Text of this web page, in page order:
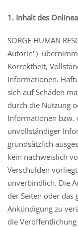
1. Inhalt des
SORGE HUMAN
Autorin")
Korrektheit,
Informationen.
sich auf Schäden
durch die Nutzung
Informationen bzw.
unvollständiger
grundsätzlich
kein nachweislich
Verschulden
unverbindlich. Die
der Seiten oder das
Ankündigung zu
die